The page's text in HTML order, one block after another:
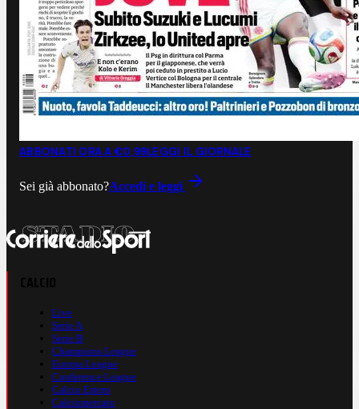
ABBONATI ORA A €0,99LEGGI IL GIORNALE
Sei già abbonato?Accedi e leggi
Live
Serie A
Serie B
Champions League
Europa League
Conference League
Calcio Estero
Calciomercato